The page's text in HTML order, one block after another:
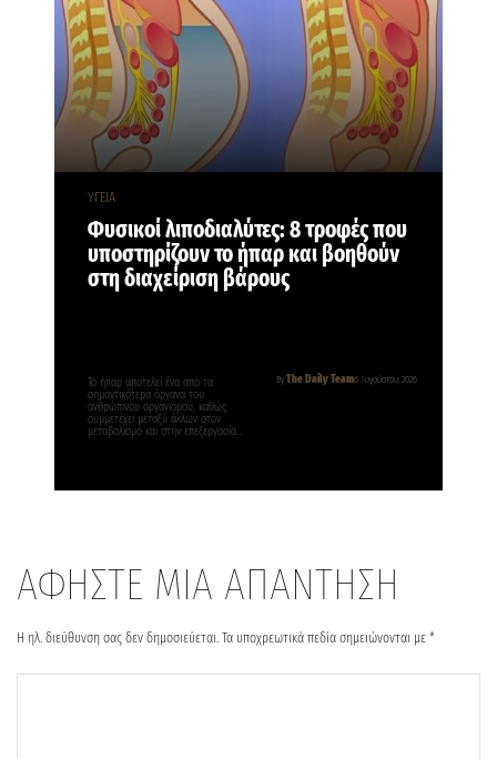
ΥΓΕΙΑ
Φυσικοί λιποδιαλύτες: 8 τροφές που
υποστηρίζουν το ήπαρ και βοηθούν
στη διαχείριση βάρους
By The Daily Team6 Αυγούστου, 2026
Το ήπαρ αποτελεί ένα από τα
σημαντικότερα όργανα του
ανθρώπινου οργανισμού, καθώς
συμμετέχει μεταξύ άλλων στον
μεταβολισμό και στην επεξεργασία…
ΑΦΗΣΤΕ ΜΙΑ ΑΠΑΝΤΗΣΗ
Η ηλ. διεύθυνση σας δεν δημοσιεύεται. Τα υποχρεωτικά πεδία σημειώνονται με *